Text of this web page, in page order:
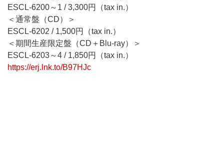
ESCL-6200～1 / 3,300円（tax in.）
＜通常盤（CD）＞
ESCL-6202 / 1,500円（tax in.）
＜期間生産限定盤（CD＋Blu-ray）＞
ESCL-6203～4 / 1,850円（tax in.）
https://erj.lnk.to/B97HJc